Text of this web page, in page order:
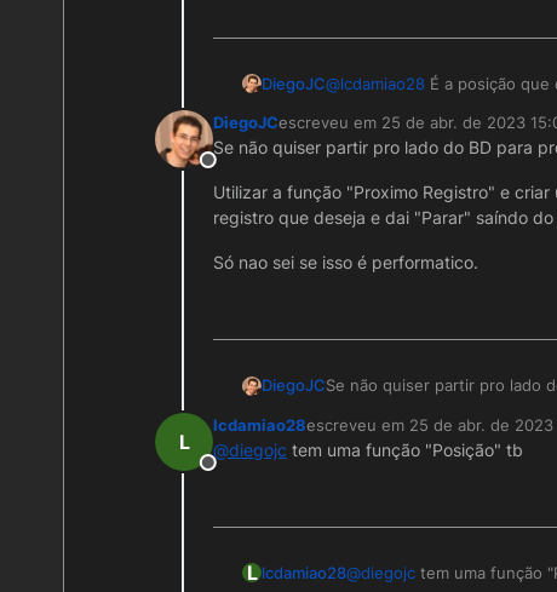
Agora se for outro banco
Um abraço.
DiegoJC@lcdamiao28 É a posição
Você precisa fazer uma
funções que retornam o
Agora se for outro banco
Um abraço.
Offline
DiegoJCescreveu em 25 de abr. de 2023
última edição por
Se não quiser partir pro lado do BD para
Utilizar a função "Proximo Registro" e
registro que deseja e dai "Parar" saíndo do
Só nao sei se isso é performatico.
DiegoJCSe não quiser partir pro lado
Utilizar a função "Proximo
encontrar o registro que
L
Offline
lcdamiao28escreveu em 25 de abr. de 2023
última edição por
@diegojc tem uma função "Posição" tb
L lcdamiao28@diegojc tem uma função